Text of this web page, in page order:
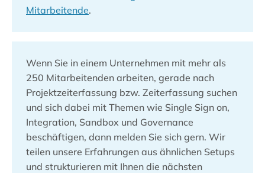
Mitarbeitende.
Wenn Sie in einem Unternehmen mit mehr als
250 Mitarbeitenden arbeiten, gerade nach
Projektzeiterfassung bzw. Zeiterfassung suchen
und sich dabei mit Themen wie Single Sign on,
Integration, Sandbox und Governance
beschäftigen, dann melden Sie sich gern. Wir
teilen unsere Erfahrungen aus ähnlichen Setups
und strukturieren mit Ihnen die nächsten